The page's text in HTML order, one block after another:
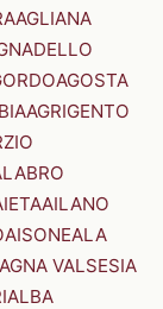
AGLIANA
AGOSTA
AGRIGENTO
AILANO
AISONEALA
VALSESIA
ALBA